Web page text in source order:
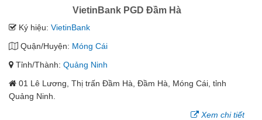
VietinBank PGD Đầm Hà
Ký hiệu: VietinBank
Quận/Huyện: Móng Cái
Tỉnh/Thành: Quảng Ninh
01 Lê Lương, Thị trấn Đầm Hà, Đầm Hà, Móng Cái, tỉnh
Quảng Ninh.
Xem chi tiết